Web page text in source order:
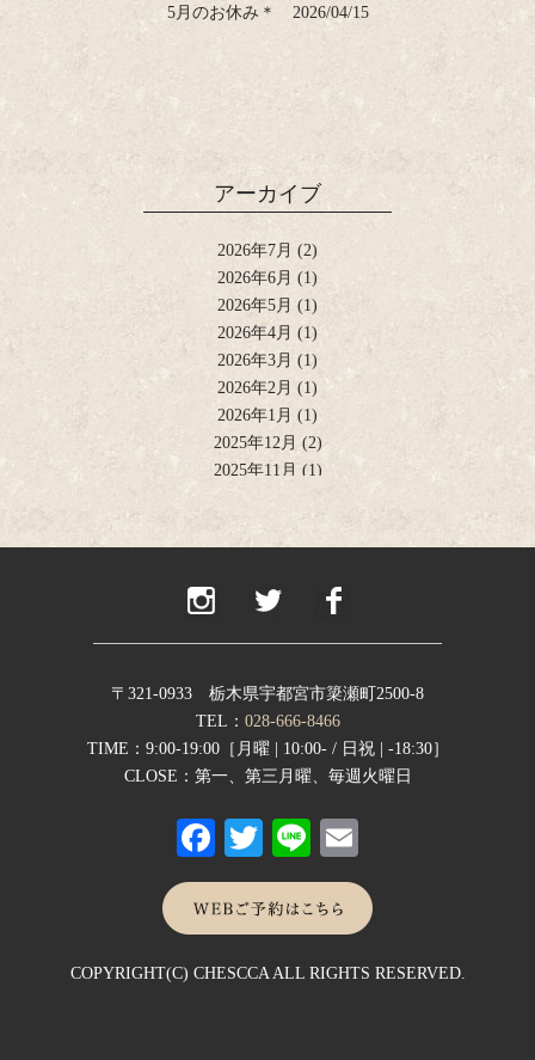
5月のお休み＊
2026/04/15
アーカイブ
2026年7月 (2)
2026年6月 (1)
2026年5月 (1)
2026年4月 (1)
2026年3月 (1)
2026年2月 (1)
2026年1月 (1)
2025年12月 (2)
2025年11月 (1)
2025年8月(2)
2025年4月
2024年11月(2)
2024年9月(1)
2024年8月(1)
2024年7月 (1)
2024年5月(1)
2024年4月(1)
2024年1月(1)
2023年12月(1)
2023年11月(1)
2023年10月(2)
〒321-0933 栃木県宇都宮市簗瀬町2500-8
TEL： 028-666-8466
TIME：9:00-19:00［月曜 | 10:00- / 日祝 | -18:30］
CLOSE：第一、第三月曜、毎週火曜日
Fa
ce
bo
T
wi
tte
Li
ne m
ail
COPYRIGHT(C) CHESCCA ALL RIGHTS RESERVED.